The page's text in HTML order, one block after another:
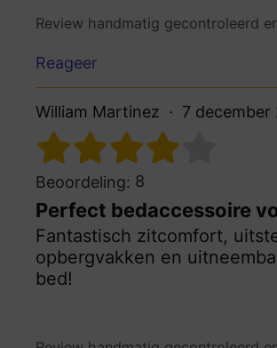
Review handmatig gecontroleerd
Reageer
William Martinez 7
Beoordeling: 8
Perfect bedaccessoire
Fantastisch zitcomfort,
opbergvakken en
bed!